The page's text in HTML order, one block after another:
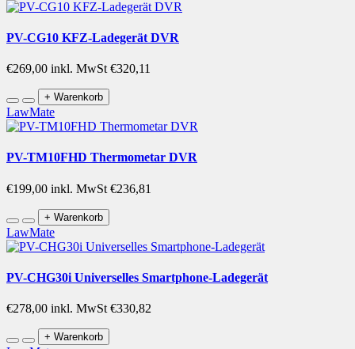
PV-CG10 KFZ-Ladegerät DVR
€269,00 inkl. MwSt €320,11
+ Warenkorb
LawMate
PV-TM10FHD Thermometar DVR
€199,00 inkl. MwSt €236,81
+ Warenkorb
LawMate
PV-CHG30i Universelles Smartphone-Ladegerät
€278,00 inkl. MwSt €330,82
+ Warenkorb